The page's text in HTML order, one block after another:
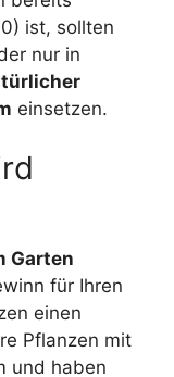
ist, sollten
nur in
einsetzen.
Garten
für Ihren
einen
Pflanzen mit
und haben